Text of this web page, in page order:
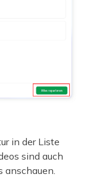
in der Liste
sind auch
anschauen.